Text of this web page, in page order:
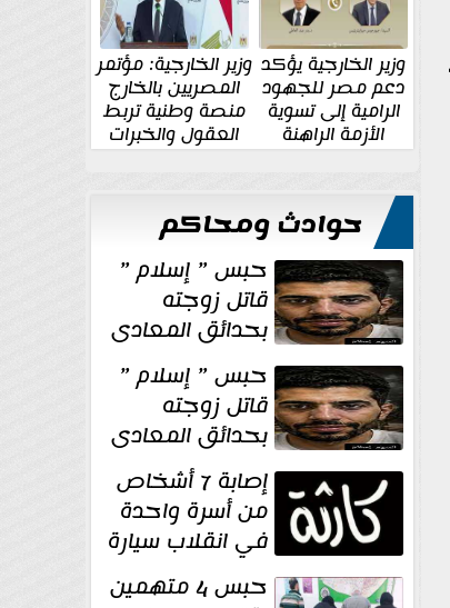
وزير الخارجية يؤكد
دعم مصر للجهود
الرامية إلى تسوية
الأزمة الراهنة
وزير الخارجية: مؤتمر
المصريين بالخارج
منصة وطنية تربط
العقول والخبرات
المصرية بالدولة
حوادث ومحاكم
حبس ” إسلام ”
قاتل زوجته
بحدائق المعادى
١٥ يوم أخرى
على... حبس ” إسلام ”
قاتل زوجته
بحدائق المعادى
١٥ يوم أخرى
على... إصابة 7 أشخاص
من أسرة واحدة
في انقلاب سيارة
بصحراوي المنيا
حبس 4 متهمين